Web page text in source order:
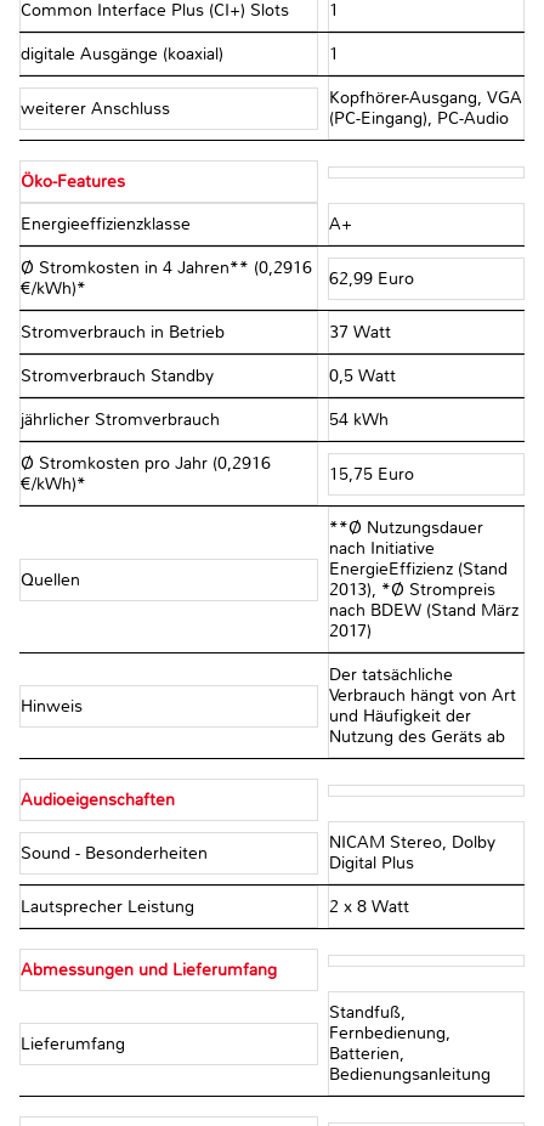
Common Interface Plus (CI+) Slots 1
digitale Ausgänge (koaxial) 1
weiterer Anschluss
Kopfhörer-Ausgang, VGA
(PC-Eingang), PC-Audio
Öko-Features
Energieeffizienzklasse A+
Ø Stromkosten in 4 Jahren** (0,2916
€/kWh)*
62,99 Euro
Stromverbrauch in Betrieb 37 Watt
Stromverbrauch Standby 0,5 Watt
jährlicher Stromverbrauch 54 kWh
Ø Stromkosten pro Jahr (0,2916
€/kWh)*
15,75 Euro
Quellen
**Ø Nutzungsdauer
nach Initiative
EnergieEffizienz (Stand
2013), *Ø Strompreis
nach BDEW (Stand März
2017)
Hinweis
Der tatsächliche
Verbrauch hängt von Art
und Häufigkeit der
Nutzung des Geräts ab
Audioeigenschaften
Sound - Besonderheiten
NICAM Stereo, Dolby
Digital Plus
Lautsprecher Leistung 2 x 8 Watt
Abmessungen und Lieferumfang
Lieferumfang
Standfuß,
Fernbedienung,
Batterien,
Bedienungsanleitung